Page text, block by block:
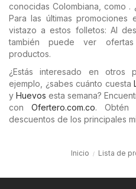
conocidas Colombiana, como .
Para las últimas
vistazo a estos folletos: Al
también puede ver
productos.
¿Estás interesado en otros
ejemplo, ¿sabes cuánto cuesta
yHuevos esta semana?
con Ofertero.com.co. Obtén
descuentos de los principales
Inicio Lista de